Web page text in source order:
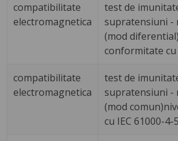
compatibilitate
electromagnetica
test de
supratensiuni -
(mod
conformitate cu
compatibilitate
electromagnetica
test de
supratensiuni -
(mod
cu IEC 61000-4-5